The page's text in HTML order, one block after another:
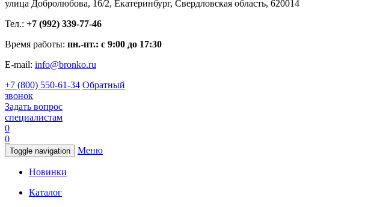
улица Добролюбова, 16/2, Екатеринбург, Свердловская область, 620014
Тел.: +7 (992) 339-77-46
Время работы: пн.-пт.: с 9:00 до 17:30
E-mail: info@bronko.ru
+7 (800) 550-61-34 Обратный
звонок
Задать вопрос
специалистам
0
0
Toggle navigation Меню
Новинки
Каталог